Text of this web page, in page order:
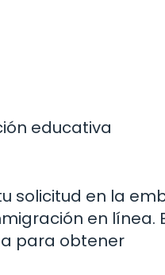
educativa
solicitud en la
en línea.
para obtener